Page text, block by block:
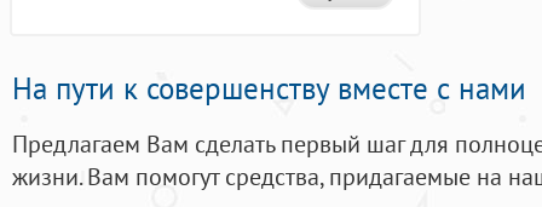
На пути к совершенству вместе с нами
Предлагаем Вам сделать первый шаг для
жизни. Вам помогут средства, придагаемые на